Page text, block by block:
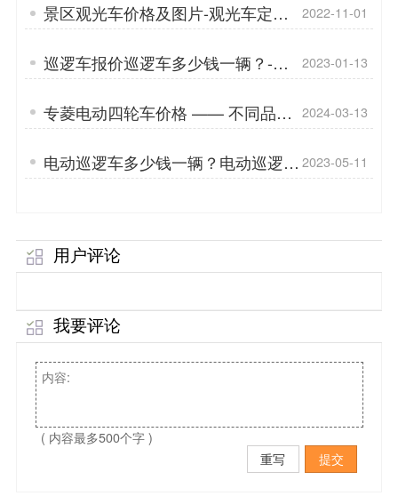
景区观光车价格及图片-观光车定制
方案「专菱」
2022-11-01
巡逻车报价巡逻车多少钱一辆？-电
动巡逻车的电机「专菱」
2023-01-13
专菱电动四轮车价格 —— 不同品
牌，价格几何？选对品牌，预算无忧
2024-03-13
电动巡逻车多少钱一辆？电动巡逻车
的使用方法「专菱」
2023-05-11
用户评论
我要评论
( 内容最多500个字 )
重写
提交